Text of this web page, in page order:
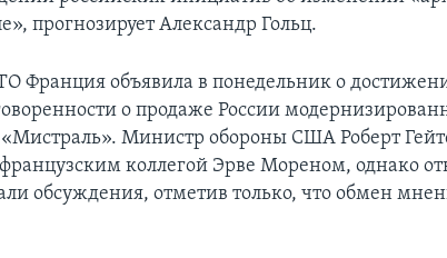
прогнозирует Александр Гольц.
Франция объявила в понедельник о
о продаже России
«Мистраль». Министр обороны США Роберт
французским коллегой Эрве Мореном, однако
обсуждения, отметив только, что обмен